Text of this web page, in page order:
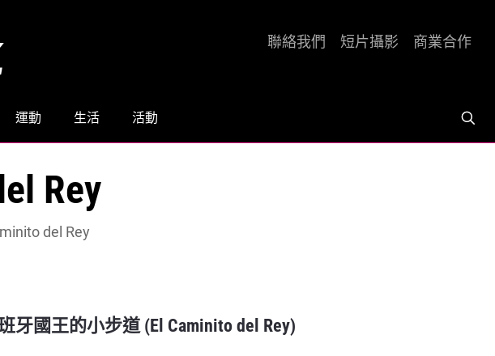
運動 生活 活動
聯絡我們 短片攝影 商業合作
Rey
del Rey
牙國王的小步道 (El Caminito del Rey)